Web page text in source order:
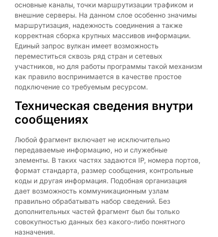
основные каналы, точки маршрутизации трафиком и
внешние серверы. На данном слое особенно значимы
маршрутизация, надежность соединения а также
корректная сборка крупных массивов информации.
Единый запрос вулкан имеет возможность
переместиться сквозь ряд стран и сетевых
участников, но для работы программы такой механизм
как правило воспринимается в качестве простое
подключение со требуемым ресурсом.
Техническая сведения внутри
сообщениях
Любой фрагмент включает не исключительно
передаваемые информацию, но и служебные
элементы. В таких частях задаются IP, номера портов,
формат стандарта, размер сообщения, контрольные
коды и другая информация. Подобная организация
дает возможность коммуникационным узлам
правильно обрабатывать набор сведений. Без
дополнительных частей фрагмент был бы только
совокупностью данных без какого-либо понятного
назначения.